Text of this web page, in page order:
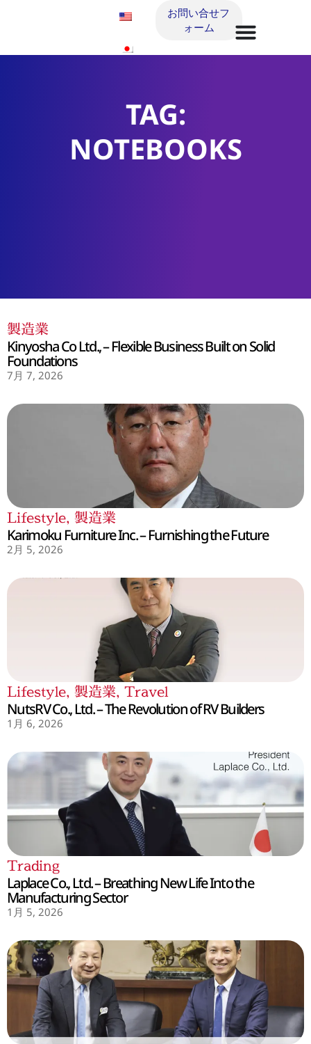
お問い合せフ
ォーム
TAG:
NOTEBOOKS
製造業
Kinyosha Co Ltd., – Flexible Business Built on Solid
Foundations
7月 7, 2026
Lifestyle, 製造業
Karimoku Furniture Inc. – Furnishing the Future
2月 5, 2026
Lifestyle, 製造業, Travel
NutsRV Co., Ltd. – The Revolution of RV Builders
1月 6, 2026
Trading
Laplace Co., Ltd. – Breathing New Life Into the
Manufacturing Sector
1月 5, 2026